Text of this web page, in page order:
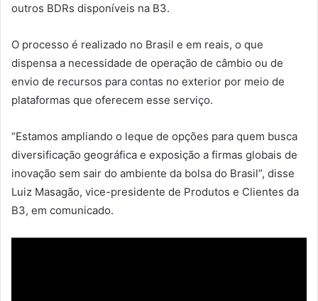
outros BDRs disponíveis na B3.
O processo é realizado no Brasil e em reais, o que
dispensa a necessidade de operação de câmbio ou de
envio de recursos para contas no exterior por meio de
plataformas que oferecem esse serviço.
“Estamos ampliando o leque de opções para quem busca
diversificação geográfica e exposição a firmas globais de
inovação sem sair do ambiente da bolsa do Brasil”, disse
Luiz Masagão, vice-presidente de Produtos e Clientes da
B3, em comunicado.